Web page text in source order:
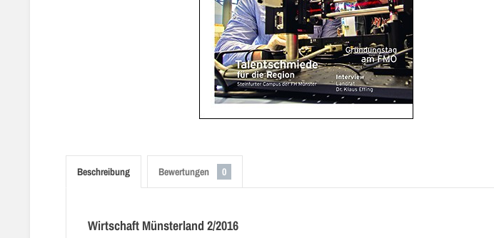
Beschreibung Bewertungen 0
Wirtschaft Münsterland 2/2016